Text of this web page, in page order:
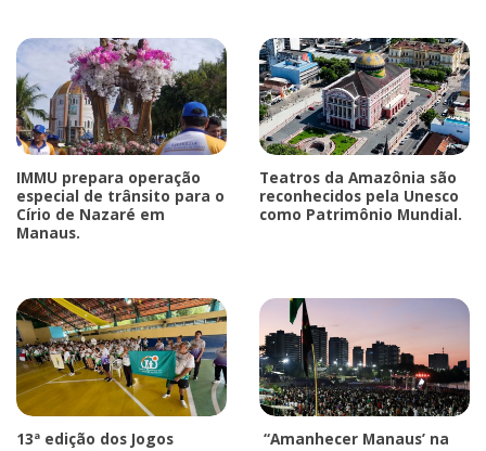
IMMU prepara operação
especial de trânsito para o
Círio de Nazaré em
Manaus.
Teatros da Amazônia são
reconhecidos pela Unesco
como Patrimônio Mundial.
13ª edição dos Jogos
“Amanhecer Manaus’ na